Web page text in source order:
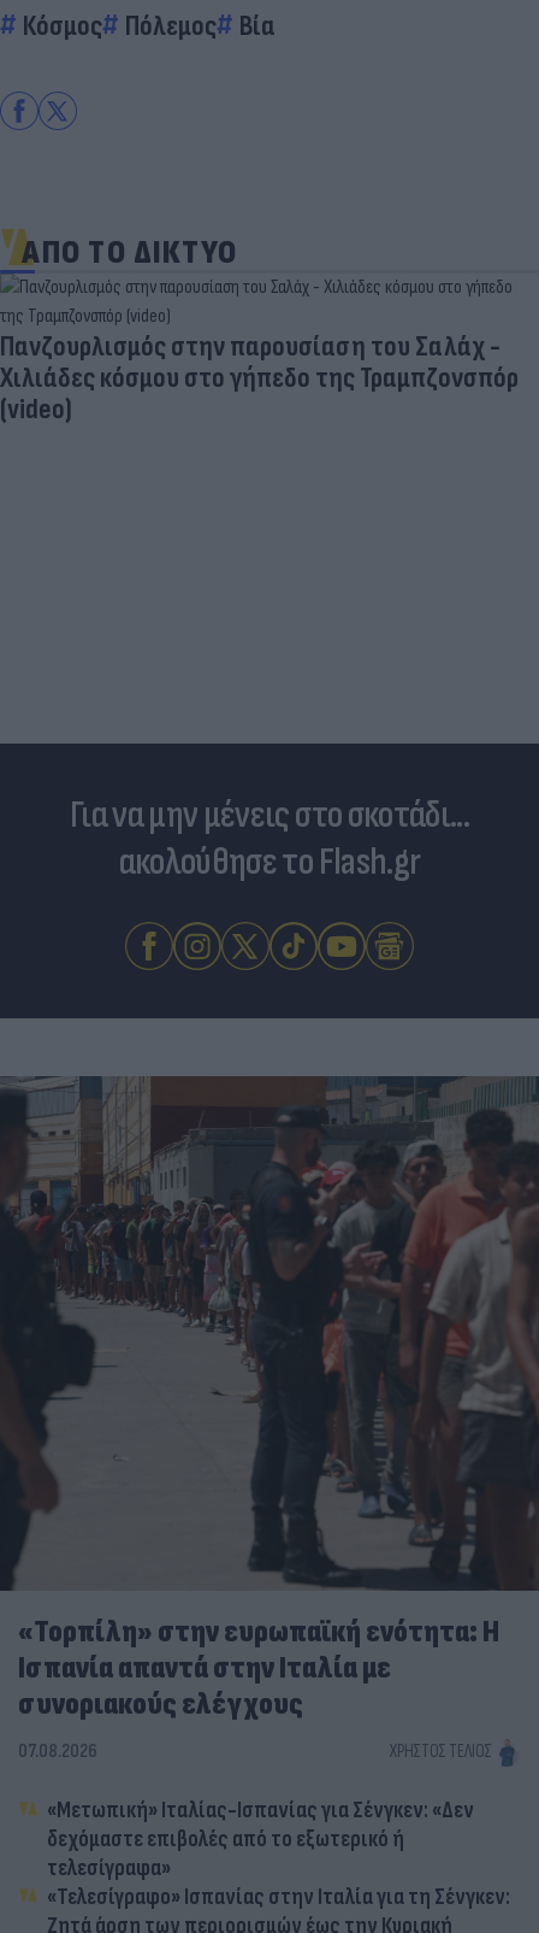
Κόσμος Πόλεμος Βία
ΑΠΟ ΤΟ ΔΙΚΤΥΟ
Πανζουρλισμός στην παρουσίαση του Σαλάχ -
Χιλιάδες κόσμου στο γήπεδο της Τραμπζονσπόρ
(video)
Για να μην μένεις στο σκοτάδι...
ακολούθησε το Flash.gr
«Τορπίλη» στην ευρωπαϊκή ενότητα: Η
Ισπανία απαντά στην Ιταλία με
συνοριακούς ελέγχους
07.08.2026 ΧΡΉΣΤΟΣ ΤΈΛΙΟΣ
«Μετωπική» Ιταλίας-Ισπανίας για Σένγκεν: «Δεν
δεχόμαστε επιβολές από το εξωτερικό ή
τελεσίγραφα»
«Τελεσίγραφο» Ισπανίας στην Ιταλία για τη Σένγκεν:
Ζητά άρση των περιορισμών έως την Κυριακή